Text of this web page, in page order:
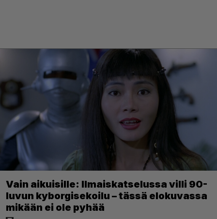
Vain aikuisille: Ilmaiskatselussa villi 90-
luvun kyborgisekoilu – tässä elokuvassa
mikään ei ole pyhää